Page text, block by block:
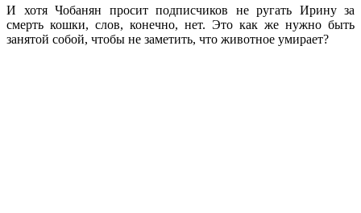
И хотя Чобанян просит подписчиков не ругать Ирину за
смерть кошки, слов, конечно, нет. Это как же нужно быть
занятой собой, чтобы не заметить, что животное умирает?